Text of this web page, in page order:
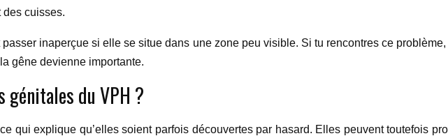
des cuisses.
inaperçue si elle se situe dans une zone peu visible. Si tu rencontres ce
gêne devienne importante.
génitales du VPH ?
qui explique qu’elles soient parfois découvertes par hasard. Elles peuvent toutefois